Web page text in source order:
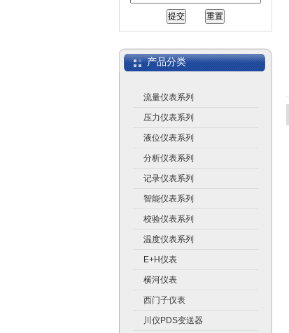
产品分类
流量仪表系列
压力仪表系列
液位仪表系列
分析仪表系列
记录仪表系列
智能仪表系列
校验仪表系列
温度仪表系列
E+H仪表
横河仪表
西门子仪表
川仪PDS变送器